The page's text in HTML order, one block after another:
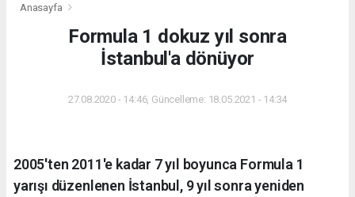
Anasayfa
Formula 1 dokuz yıl sonra
İstanbul'a dönüyor
27.08.2020 - 14:46, Güncelleme: 18.05.2021 - 14:34
2005'ten 2011'e kadar 7 yıl boyunca Formula 1
yarışı düzenlenen İstanbul, 9 yıl sonra yeniden